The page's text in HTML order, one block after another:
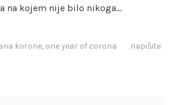
na kojem nije bilo nikoga…
korone, one year of corona
napišite